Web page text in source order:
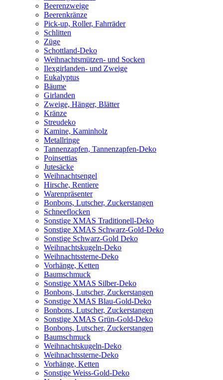
Beerenzweige
Beerenkränze
Pick-up, Roller, Fahrräder
Schlitten
Züge
Schottland-Deko
Weihnachtsmützen- und Socken
Ilexgirlanden- und Zweige
Eukalyptus
Bäume
Girlanden
Zweige, Hänger, Blätter
Kränze
Streudeko
Kamine, Kaminholz
Metallringe
Tannenzapfen, Tannenzapfen-Deko
Poinsettias
Jutesäcke
Weihnachtsengel
Hirsche, Rentiere
Warenpräsenter
Bonbons, Lutscher, Zuckerstangen
Schneeflocken
Sonstige XMAS Traditionell-Deko
Sonstige XMAS Schwarz-Gold-Deko
Sonstige Schwarz-Gold Deko
Weihnachtskugeln-Deko
Weihnachtssterne-Deko
Vorhänge, Ketten
Baumschmuck
Sonstige XMAS Silber-Deko
Bonbons, Lutscher, Zuckerstangen
Sonstige XMAS Blau-Gold-Deko
Bonbons, Lutscher, Zuckerstangen
Sonstige XMAS Grün-Gold-Deko
Bonbons, Lutscher, Zuckerstangen
Baumschmuck
Weihnachtskugeln-Deko
Weihnachtssterne-Deko
Vorhänge, Ketten
Sonstige Weiss-Gold-Deko